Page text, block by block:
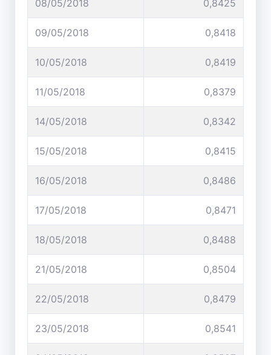
08/05/2018 0,8425
09/05/2018 0,8418
10/05/2018 0,8419
11/05/2018 0,8379
14/05/2018 0,8342
15/05/2018 0,8415
16/05/2018 0,8486
17/05/2018 0,8471
18/05/2018 0,8488
21/05/2018 0,8504
22/05/2018 0,8479
23/05/2018 0,8541